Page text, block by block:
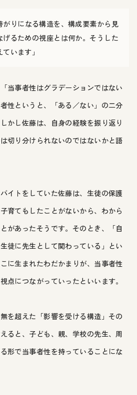
がりになる構造を、構成要素から見
るための視座とは何か。そうした
います」
当事者性はグラデーションではない
性というと、「ある／ない」の二分
かし佐藤は、自身の経験を振り返り
切り分けられないのではないかと語
イトをしていた佐藤は、生徒の保護
育てもしたことがないから、わから
があったそうです。そのとき、「自
徒に先生として関わっている」とい
に生まれたわだかまりが、当事者性
点につながっていったといいます。
を超えた「影響を受ける構造」その
ると、子ども、親、学校の先生、周
形で当事者性を持っていることにな